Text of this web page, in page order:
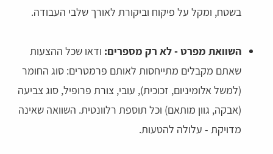
בשטח, ומקל על פיקוח וביקורת לאורך שלבי העבודה.
השוואת מפרט - לא רק מספרים: ודאו שכל ההצעות
שאתם מקבלים מתייחסות לאותם פרמטרים: סוג החומר
(למשל אלומיניום, זכוכית), עובי, צורת פרופיל, סוג צביעה
(אבקה, גוון מותאם) וכל תוספת רלוונטית. השוואה שאינה
מדויקת - עלולה להטעות.